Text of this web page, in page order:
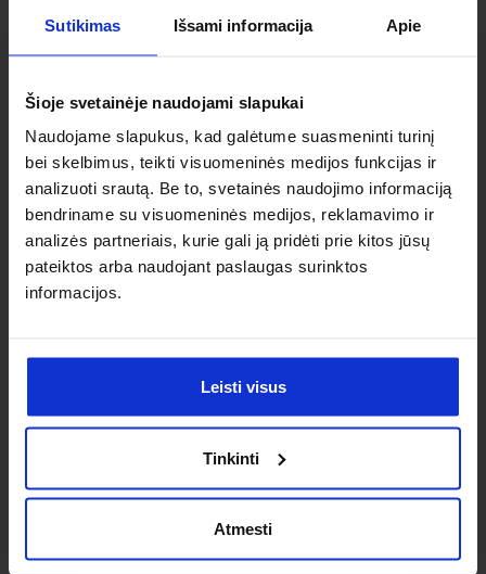
Sutikimas Išsami informacija Apie
Šioje svetainėje naudojami slapukai
Naudojame slapukus, kad galėtume suasmeninti turinį
bei skelbimus, teikti visuomeninės medijos funkcijas ir
analizuoti srautą. Be to, svetainės naudojimo informaciją
bendriname su visuomeninės medijos, reklamavimo ir
analizės partneriais, kurie gali ją pridėti prie kitos jūsų
pateiktos arba naudojant paslaugas surinktos
informacijos.
Leisti visus
Tinkinti
Atmesti
Ieškai
individualaus
sprendimo?
Susisiek su mumis dėl
nestandartinio produkto aptarimo.
Susisiekti